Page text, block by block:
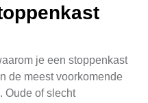
je een stoppenkast
de meest voorkomende
Oude of slecht